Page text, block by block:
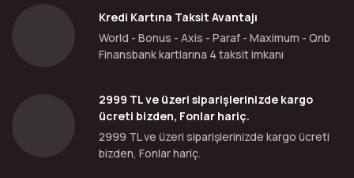
Kredi Kartına Taksit Avantajı
World - Bonus - Axis - Paraf - Maximum - Qnb
Finansbank kartlarına 4 taksit imkanı
2999 TL ve üzeri siparişlerinizde kargo
ücreti bizden, Fonlar hariç.
2999 TL ve üzeri siparişlerinizde kargo ücreti
bizden, Fonlar hariç.